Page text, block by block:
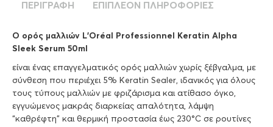
ΠΕΡΙΓΡΑΦΉ ΕΠΙΠΛΈΟΝ ΠΛΗΡΟΦΟΡΊΕΣ
Ο ορός μαλλιών L’Oréal Professionnel Keratin Alpha
Sleek Serum 50ml
είναι ένας επαγγελματικός ορός μαλλιών χωρίς ξέβγαλμα, με
σύνθεση που περιέχει 5% Keratin Sealer, ιδανικός για όλους
τους τύπους μαλλιών με φριζάρισμα και ατίθασο όγκο,
εγγυώμενος μακράς διαρκείας απαλότητα, λάμψη
“καθρέφτη” και θερμική προστασία έως 230°C σε ρουτίνες